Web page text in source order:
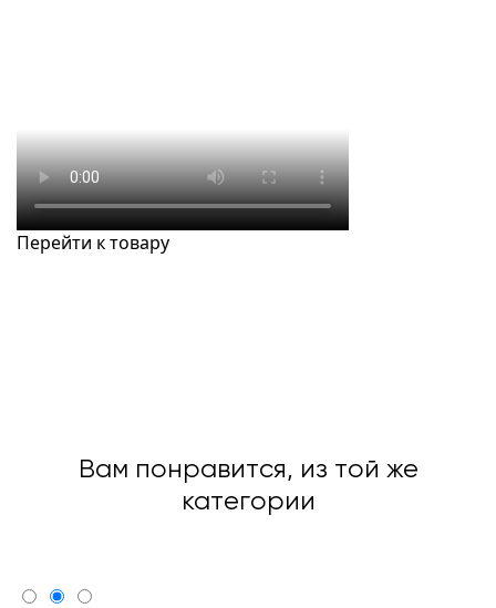
Перейти к товару
Вам понравится, из той же
категории